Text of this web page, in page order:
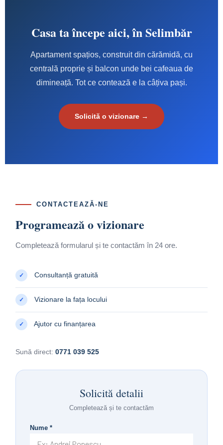
Casa ta începe aici, în Selimbăr
Apartament spațios, construit din cărămidă, cu
centrală proprie și balcon unde bei cafeaua de
dimineață. Tot ce contează e la câțiva pași.
Solicită o vizionare →
CONTACTEAZĂ-NE
Programează o vizionare
Completează formularul și te contactăm în 24 ore.
✓ Consultanță gratuită
✓ Vizionare la fața locului
✓ Ajutor cu finanțarea
Sună direct:0771 039 525
Solicită detalii
Completează și te contactăm
Nume *